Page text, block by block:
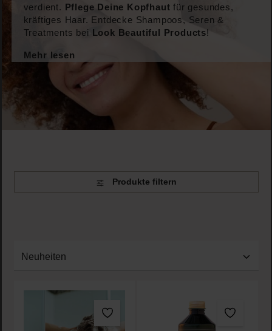
verdient. Pflege Deine Kopfhaut für gesundes,
kräftiges Haar. Entdecke Shampoos, Seren &
Treatments bei Look Beautiful Products!
Mehr lesen
Produkte filtern